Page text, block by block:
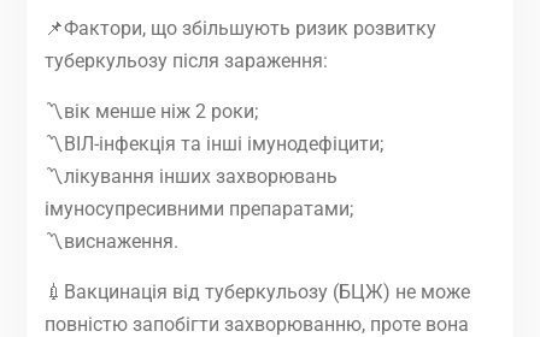
📌Фактори, що збільшують ризик розвитку
туберкульозу після зараження:
〽️вік менше ніж 2 роки;
〽️ВІЛ-інфекція та інші імунодефіцити;
〽️лікування інших захворювань
імуносупресивними препаратами;
〽️виснаження.
💉Вакцинація від туберкульозу (БЦЖ) не може
повністю запобігти захворюванню, проте вона